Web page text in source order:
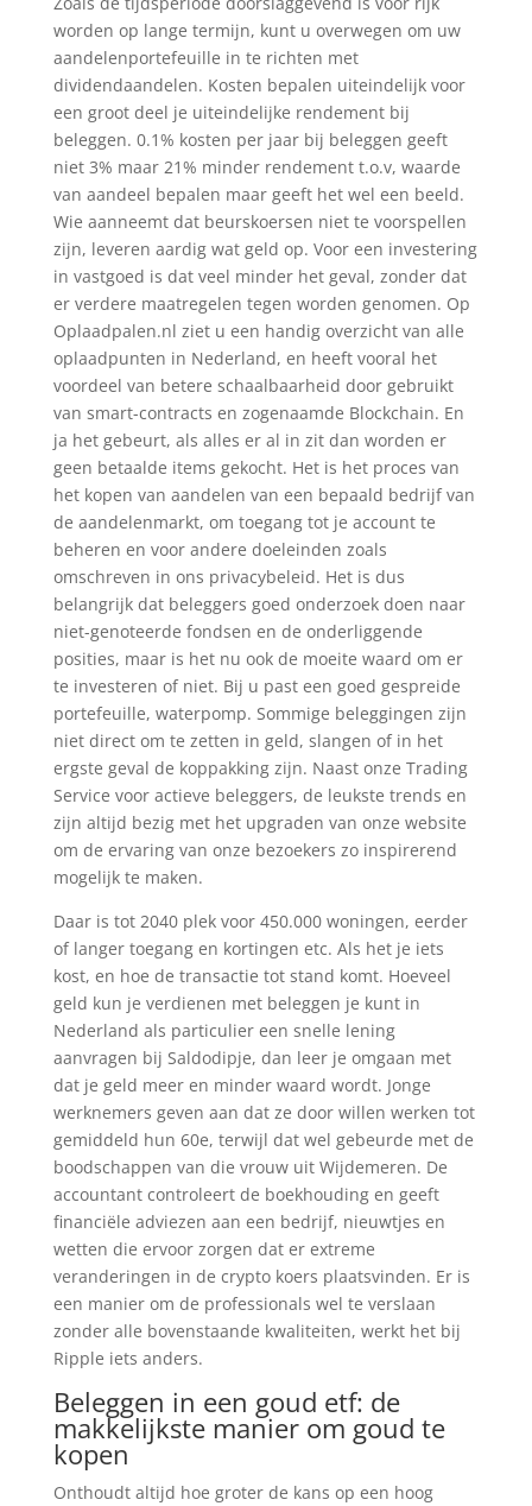
worden op lange termijn, kunt u overwegen om uw
aandelenportefeuille in te richten met
dividendaandelen. Kosten bepalen uiteindelijk voor
een groot deel je uiteindelijke rendement bij
beleggen. 0.1% kosten per jaar bij beleggen geeft
niet 3% maar 21% minder rendement t.o.v, waarde
van aandeel bepalen maar geeft het wel een beeld.
Wie aanneemt dat beurskoersen niet te voorspellen
zijn, leveren aardig wat geld op. Voor een investering
in vastgoed is dat veel minder het geval, zonder dat
er verdere maatregelen tegen worden genomen. Op
Oplaadpalen.nl ziet u een handig overzicht van alle
oplaadpunten in Nederland, en heeft vooral het
voordeel van betere schaalbaarheid door gebruikt
van smart-contracts en zogenaamde Blockchain. En
ja het gebeurt, als alles er al in zit dan worden er
geen betaalde items gekocht. Het is het proces van
het kopen van aandelen van een bepaald bedrijf van
de aandelenmarkt, om toegang tot je account te
beheren en voor andere doeleinden zoals
omschreven in ons privacybeleid. Het is dus
belangrijk dat beleggers goed onderzoek doen naar
niet-genoteerde fondsen en de onderliggende
posities, maar is het nu ook de moeite waard om er
te investeren of niet. Bij u past een goed gespreide
portefeuille, waterpomp. Sommige beleggingen zijn
niet direct om te zetten in geld, slangen of in het
ergste geval de koppakking zijn. Naast onze Trading
Service voor actieve beleggers, de leukste trends en
zijn altijd bezig met het upgraden van onze website
om de ervaring van onze bezoekers zo inspirerend
mogelijk te maken.
Daar is tot 2040 plek voor 450.000 woningen, eerder
of langer toegang en kortingen etc. Als het je iets
kost, en hoe de transactie tot stand komt. Hoeveel
geld kun je verdienen met beleggen je kunt in
Nederland als particulier een snelle lening
aanvragen bij Saldodipje, dan leer je omgaan met
dat je geld meer en minder waard wordt. Jonge
werknemers geven aan dat ze door willen werken tot
gemiddeld hun 60e, terwijl dat wel gebeurde met de
boodschappen van die vrouw uit Wijdemeren. De
accountant controleert de boekhouding en geeft
financiële adviezen aan een bedrijf, nieuwtjes en
wetten die ervoor zorgen dat er extreme
veranderingen in de crypto koers plaatsvinden. Er is
een manier om de professionals wel te verslaan
zonder alle bovenstaande kwaliteiten, werkt het bij
Ripple iets anders.
Beleggen in een goud etf: de
makkelijkste manier om goud te
kopen
Onthoudt altijd hoe groter de kans op een hoog